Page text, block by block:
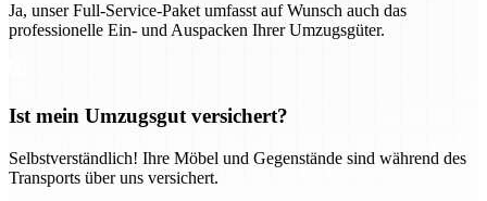
Ja, unser Full-Service-Paket umfasst auf Wunsch auch das
professionelle Ein- und Auspacken Ihrer Umzugsgüter.
Ist mein Umzugsgut versichert?
Selbstverständlich! Ihre Möbel und Gegenstände sind während des
Transports über uns versichert.